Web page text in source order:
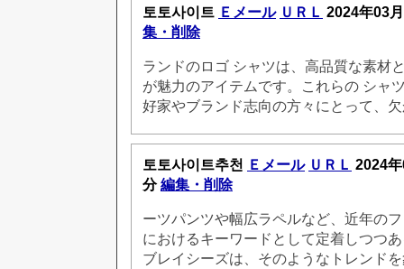
토토사이트 Ｅメール ＵＲＬ 2024年03
集・削除
ランドのロゴ シャツは、高品質な素材
が魅力のアイテムです。これらの シャ
好家やブランド志向の方々にとって、
토토사이트추천 Ｅメール ＵＲＬ 2024
分編集・削除
ーツパンツや幅広ラペルなど、近年の
におけるキーワードとして定着しつつ
ブレイシーズは、そのようなトレンド